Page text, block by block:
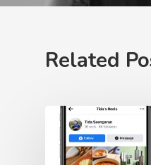
Related